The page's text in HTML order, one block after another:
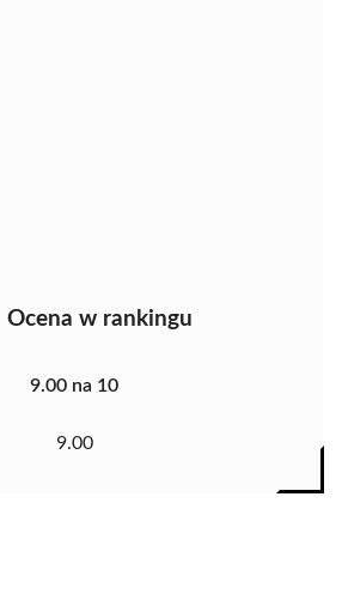
Ocena w rankingu
9.00 na 10
9.00